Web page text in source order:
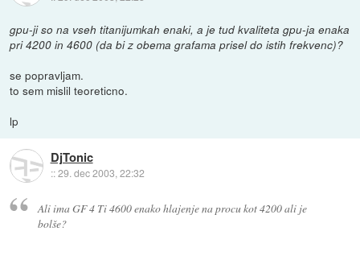
gpu-ji so na vseh titanijumkah enaki, a je tud kvaliteta gpu-ja enaka
pri 4200 in 4600 (da bi z obema grafama prisel do istih frekvenc)?
se popravljam.
to sem mislil teoreticno.
lp
DjTonic
::29. dec 2003, 22:32
Ali ima GF 4 Ti 4600 enako hlajenje na procu kot 4200 ali je
bolše?